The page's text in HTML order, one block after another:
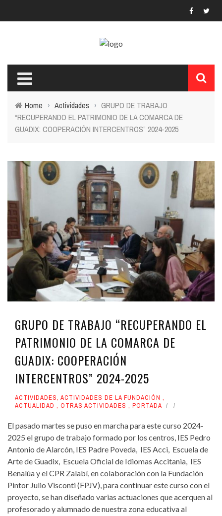
Home › Actividades › GRUPO DE TRABAJO
“RECUPERANDO EL PATRIMONIO DE LA COMARCA DE
GUADIX: COOPERACIÓN INTERCENTROS” 2024-2025
GRUPO DE TRABAJO “RECUPERANDO EL
PATRIMONIO DE LA COMARCA DE
GUADIX: COOPERACIÓN
INTERCENTROS” 2024-2025
ACTIVIDADES, ACTIVIDADES DE LA FUNDACIÓN ,
ACTUALIDAD , OTRAS ACTIVIDADES , PORTADA
El pasado martes se puso en marcha para este curso 2024-
2025 el grupo de trabajo formado por los centros, IES Pedro
Antonio de Alarcón, IES Padre Poveda, IES Acci, Escuela de
Arte de Guadix, Escuela Oficial de Idiomas Accitania, IES
Benalúa y el CPR Zalabí, en colaboración con la Fundación
Pintor Julio Visconti (FPJV), para continuar este curso con el
proyecto, se han diseñado varias actuaciones que acerquen al
profesorado y alumnado de nuestra zona educativa al